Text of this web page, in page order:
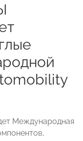
Международная